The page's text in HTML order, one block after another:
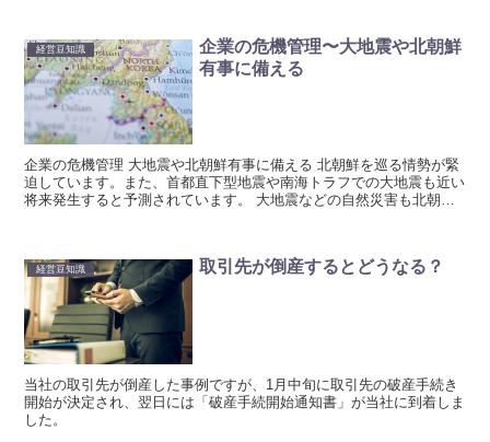
経営豆知識
企業の危機管理〜大地震や北朝鮮
有事に備える
企業の危機管理 大地震や北朝鮮有事に備える 北朝鮮を巡る情勢が緊
迫しています。また、首都直下型地震や南海トラフでの大地震も近い
将来発生すると予測されています。 大地震などの自然災害も北朝鮮
経営豆知識 取引先が倒産するとどうなる？
当社の取引先が倒産した事例ですが、1月中旬に取引先の破産手続き
開始が決定され、翌日には「破産手続開始通知書」が当社に到着しま
した。